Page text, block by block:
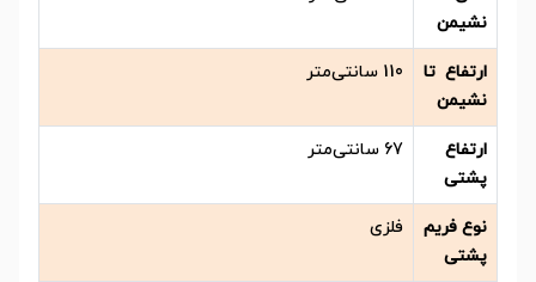
نشیمن
ارتفاع تا
نشیمن
110 سانتی‌متر
ارتفاع
پشتی
67 سانتی‌متر
نوع فریم
پشتی
فلزی